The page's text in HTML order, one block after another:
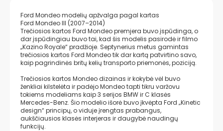
Ford Mondeo modelių apžvalga pagal kartas
Ford Mondeo III (2007–2014)
Trečiosios kartos Ford Mondeo premjera buvo įspūdinga, o
dar įspūdingiau buvo tai, kad šis modelis pasirodė ir filmo
„Kazino Royale“ pradžioje. Septynerius metus gamintas
trečiosios kartos Ford Mondeo tik dar kartą patvirtino savo,
kaip pagrindinės britų kelių transporto priemonės, poziciją.
Trečiosios kartos Mondeo dizainas ir kokybė vėl buvo
ženkliai kilstelėta ir padėjo Mondeo tapti tikru varžovu
tokiems modeliams kaip 3 serijos BMW ir C klasės
Mercedes-Benz. Šio modelio išorė buvo įkvėpta Ford „Kinetic
design“ principų, o viduje įrengtas prabangus,
aukščiausios klasės interjeras ir daugybė naudingų
funkcijų.